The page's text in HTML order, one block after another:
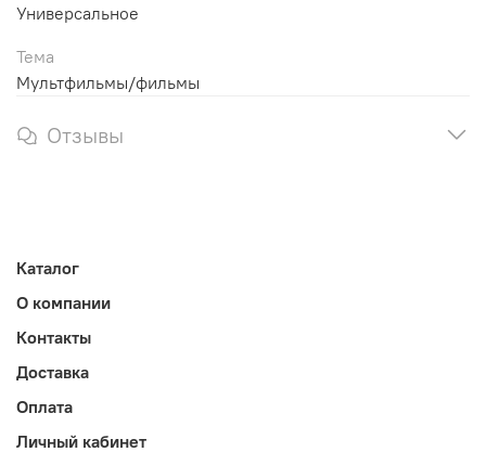
Универсальное
Тема
Мультфильмы/фильмы
Отзывы
Каталог
О компании
Контакты
Доставка
Оплата
Личный кабинет